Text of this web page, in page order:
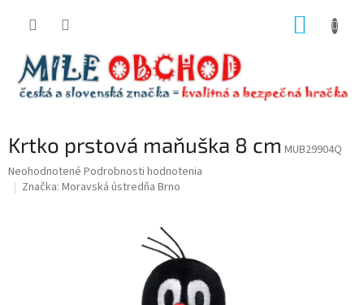
Krtko prstová maňuška 8 cm MUB29904Q
Priemerné
hodnotenie
Neohodnotené Podrobnosti hodnotenia
Značka: Moravská ústredňa Brno